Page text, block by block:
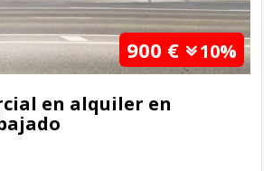
900 € 10%
en alquiler en